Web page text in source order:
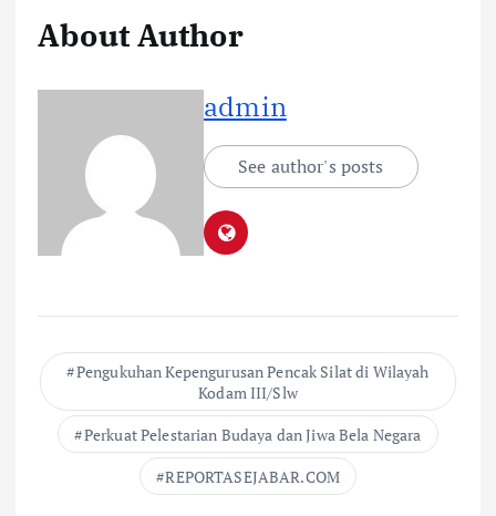
About Author
admin
See author's posts
Pengukuhan Kepengurusan Pencak Silat di Wilayah
Kodam III/Slw
Perkuat Pelestarian Budaya dan Jiwa Bela Negara
REPORTASEJABAR.COM